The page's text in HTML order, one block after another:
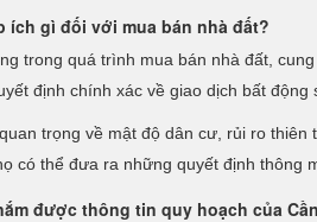
ích gì đối với mua bán nhà đất?
trong quá trình mua bán nhà đất,
định chính xác về giao dịch bất động
trọng về mật độ dân cư, rủi ro
có thể đưa ra những quyết định thông
được thông tin quy hoạch của